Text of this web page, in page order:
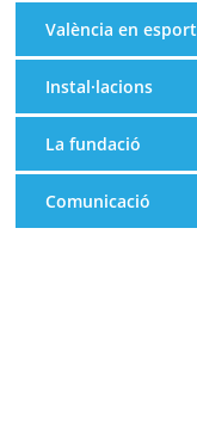
València en esport
Instal·lacions
La fundació
Comunicació